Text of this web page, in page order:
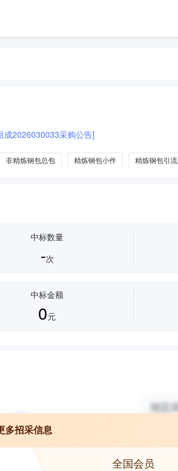
成2026030033采购公告]
非精炼钢包总包 精炼钢包小件 精炼钢包引
中标数量
-次
中标金额
0元
多招采信息
全国会员